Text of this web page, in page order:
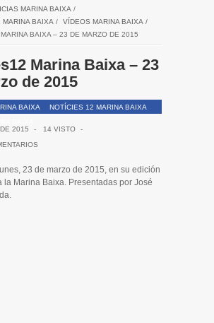
MARINA BAIXA /
MARINA BAIXA / VÍDEOS MARINA BAIXA /
BAIXA – 23 DE MARZO DE 2015
Marina Baixa – 23
de 2015
BAIXA
NOTÍCIES 12 MARINA BAIXA
2015
- 14 VISTO
-
23 de marzo de 2015, en su edición
la Marina Baixa. Presentadas por José